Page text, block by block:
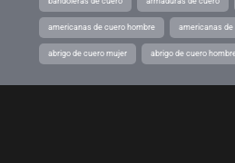
americanas de cuero hombre americanas de
abrigo de cuero mujer abrigo de cuero